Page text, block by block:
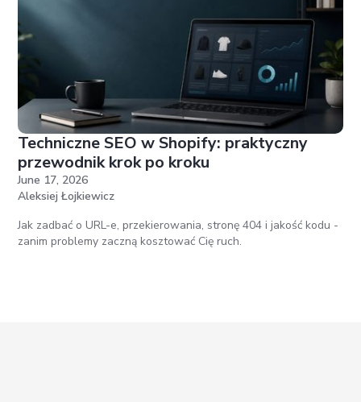
Techniczne SEO w Shopify: praktyczny
przewodnik krok po kroku
June 17, 2026
Aleksiej Łojkiewicz
Jak zadbać o URL-e, przekierowania, stronę 404 i jakość kodu -
zanim problemy zaczną kosztować Cię ruch.